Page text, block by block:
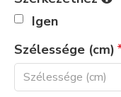
Igen
Szélessége (cm)